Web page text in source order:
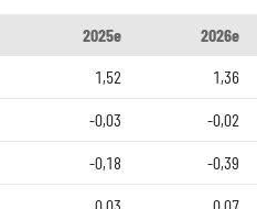
2025e
2026e
1,52 1,36
-0,03 -0,02
-0,18 -0,39